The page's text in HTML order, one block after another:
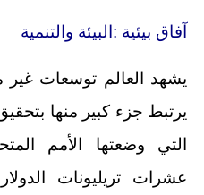
آفاق بيئية :البيئة والتنمية
يشهد العالم توسعات غير
يرتبط جزء كبير منها
التي وضعتها الأمم
عشرات تريليونات